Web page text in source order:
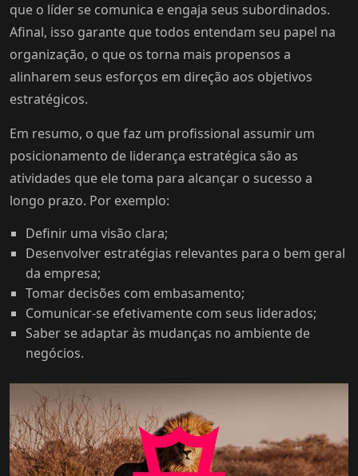
que o líder se comunica e engaja seus subordinados.
Afinal, isso garante que todos entendam seu papel na
organização, o que os torna mais propensos a
alinharem seus esforços em direção aos objetivos
estratégicos.
Em resumo, o que faz um profissional assumir um
posicionamento de liderança estratégica são as
atividades que ele toma para alcançar o sucesso a
longo prazo. Por exemplo:
Definir uma visão clara;
Desenvolver estratégias relevantes para o bem geral
da empresa;
Tomar decisões com embasamento;
Comunicar-se efetivamente com seus liderados;
Saber se adaptar às mudanças no ambiente de
negócios.